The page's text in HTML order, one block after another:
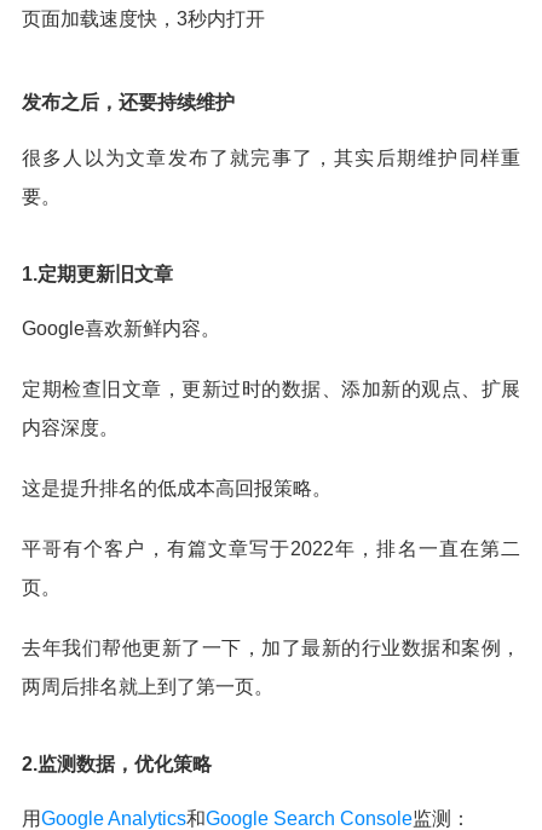
页面加载速度快，3秒内打开
发布之后，还要持续维护
很多人以为文章发布了就完事了，其实后期维护同样重
要。
1.定期更新旧文章
Google喜欢新鲜内容。
定期检查旧文章，更新过时的数据、添加新的观点、扩展
内容深度。
这是提升排名的低成本高回报策略。
平哥有个客户，有篇文章写于2022年，排名一直在第二
页。
去年我们帮他更新了一下，加了最新的行业数据和案例，
两周后排名就上到了第一页。
2.监测数据，优化策略
用Google Analytics和Google Search Console监测：